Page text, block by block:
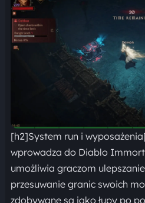
[h2]System run i
wprowadza do Diablo
umożliwia graczom
przesuwanie granic swoich
zdobywane są jako łupy po